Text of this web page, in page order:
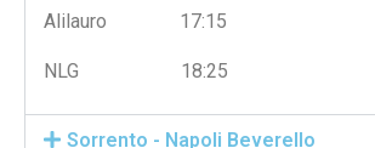
Alilauro 17:15
NLG 18:25
Sorrento - Napoli Beverello